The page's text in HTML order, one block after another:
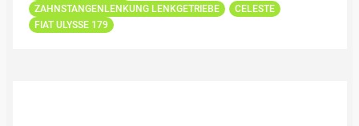
ZAHNSTANGENLENKUNG LENKGETRIEBE
CELESTE
FIAT ULYSSE 179